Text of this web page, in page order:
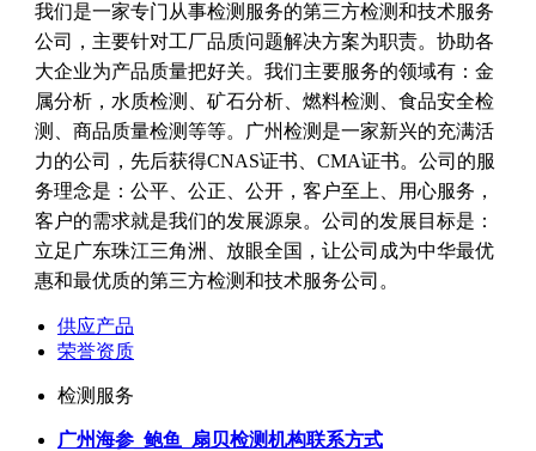
我们是一家专门从事检测服务的第三方检测和技术服务
公司，主要针对工厂品质问题解决方案为职责。协助各
大企业为产品质量把好关。我们主要服务的领域有：金
属分析，水质检测、矿石分析、燃料检测、食品安全检
测、商品质量检测等等。广州检测是一家新兴的充满活
力的公司，先后获得CNAS证书、CMA证书。公司的服
务理念是：公平、公正、公开，客户至上、用心服务，
客户的需求就是我们的发展源泉。公司的发展目标是：
立足广东珠江三角洲、放眼全国，让公司成为中华最优
惠和最优质的第三方检测和技术服务公司。
供应产品
荣誉资质
检测服务
广州海参_鲍鱼_扇贝检测机构联系方式